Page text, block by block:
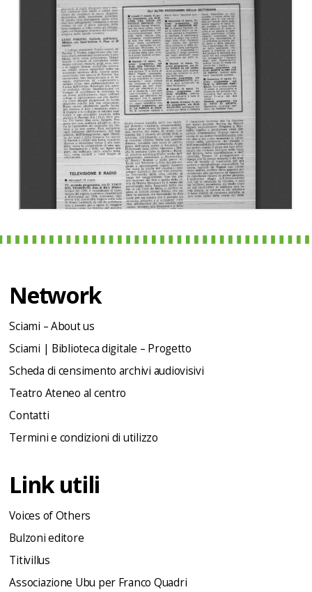
Network
Sciami – About us
Sciami | Biblioteca digitale – Progetto
Scheda di censimento archivi audiovisivi
Teatro Ateneo al centro
Contatti
Termini e condizioni di utilizzo
Link utili
Voices of Others
Bulzoni editore
Titivillus
Associazione Ubu per Franco Quadri